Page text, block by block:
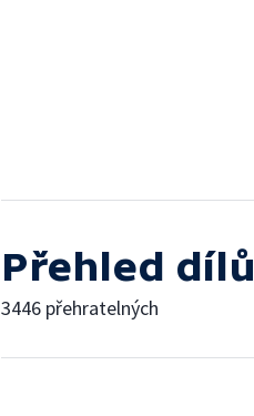
Přehled dílů
3446 přehratelných